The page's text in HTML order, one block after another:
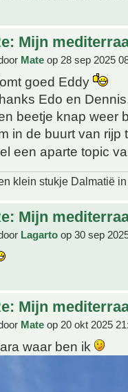
Mijn
Mate op 28 sep 2025
goed Eddy
Edo en
beetje knap weer
in de buurt van rijp
een aparte topic
klein stukje Dalmatië
Mijn
Lagarto op 30 sep
Mijn
Mate op 20 okt 2025
waar ben ik